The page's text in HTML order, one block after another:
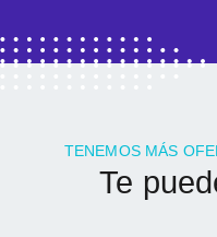
TENEMOS MÁS
Te